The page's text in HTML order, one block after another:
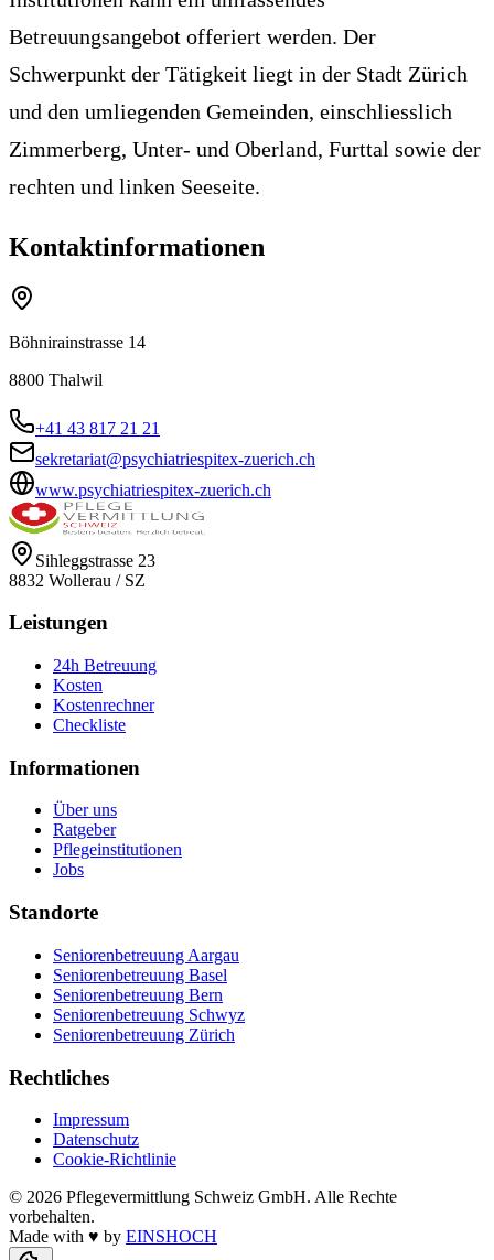
Betreuungsangebot offeriert werden. Der
Schwerpunkt der Tätigkeit liegt in der Stadt Zürich
und den umliegenden Gemeinden, einschliesslich
Zimmerberg, Unter- und Oberland, Furttal sowie der
rechten und linken Seeseite.
Kontaktinformationen
Böhnirainstrasse 14
8800 Thalwil
+41 43 817 21 21
sekretariat@psychiatriespitex-zuerich.ch
www.psychiatriespitex-zuerich.ch
Sihleggstrasse 23
8832 Wollerau / SZ
Leistungen
24h Betreuung
Kosten
Kostenrechner
Checkliste
Informationen
Über uns
Ratgeber
Pflegeinstitutionen
Jobs
Standorte
Seniorenbetreuung Aargau
Seniorenbetreuung Basel
Seniorenbetreuung Bern
Seniorenbetreuung Schwyz
Seniorenbetreuung Zürich
Rechtliches
Impressum
Datenschutz
Cookie-Richtlinie
© 2026 Pflegevermittlung Schweiz GmbH. Alle Rechte
vorbehalten.
Made with ♥ by EINSHOCH